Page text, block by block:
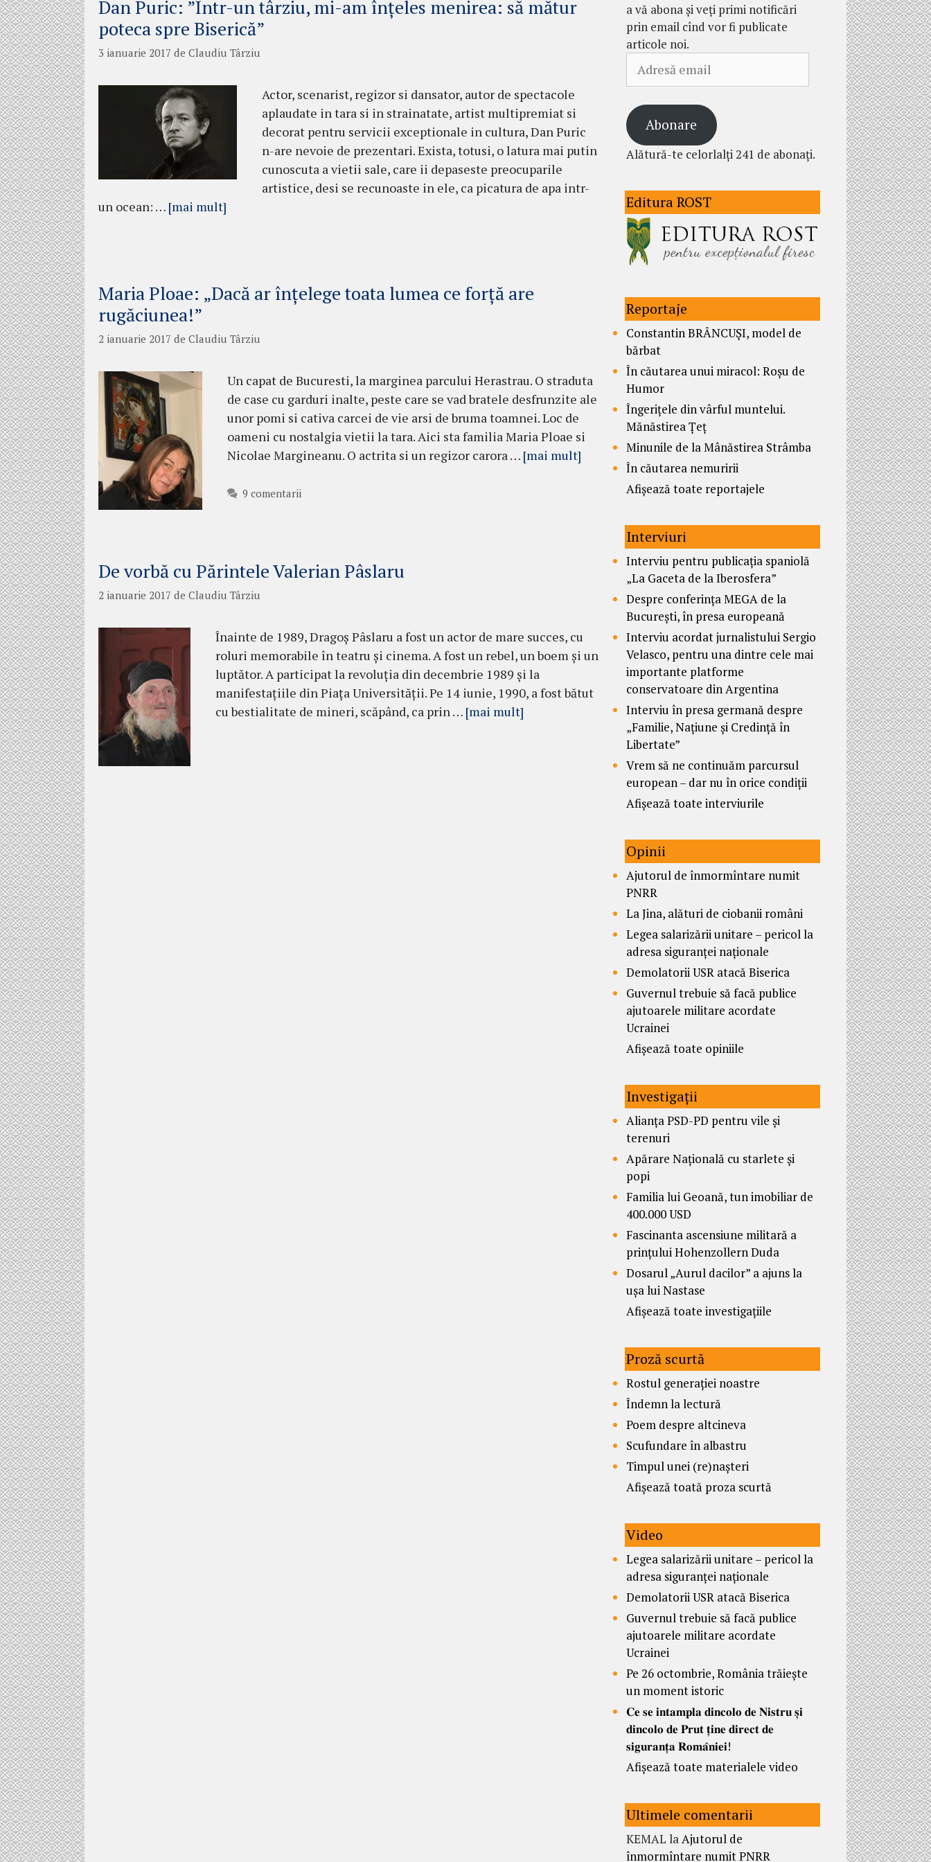
Dan Puric: ”Într-un târziu, mi-am înțeles menirea: să mătur
poteca spre Biserică”
3 ianuarie 2017 de Claudiu Târziu
Actor, scenarist, regizor si dansator, autor de spectacole
aplaudate in tara si in strainatate, artist multipremiat si
decorat pentru servicii exceptionale in cultura, Dan Puric
n-are nevoie de prezentari. Exista, totusi, o latura mai putin
cunoscuta a vietii sale, care ii depaseste preocuparile
artistice, desi se recunoaste in ele, ca picatura de apa intr-
un ocean: … [mai mult]
Maria Ploae: „Dacă ar înțelege toata lumea ce forță are
rugăciunea!”
2 ianuarie 2017 de Claudiu Târziu
Un capat de Bucuresti, la marginea parcului Herastrau. O straduta
de case cu garduri inalte, peste care se vad bratele desfrunzite ale
unor pomi si cativa carcei de vie arsi de bruma toamnei. Loc de
oameni cu nostalgia vietii la tara. Aici sta familia Maria Ploae si
Nicolae Margineanu. O actrita si un regizor carora … [mai mult]
9 comentarii
De vorbă cu Părintele Valerian Pâslaru
2 ianuarie 2017 de Claudiu Târziu
Înainte de 1989, Dragoş Pâslaru a fost un actor de mare succes, cu
roluri memorabile în teatru şi cinema. A fost un rebel, un boem şi un
lup­tător. A participat la revoluţia din decembrie 1989 şi la
manifestaţiile din Piaţa Universităţii. Pe 14 iu­nie, 1990, a fost bătut
cu bestia­litate de mineri, scă­pând, ca prin … [mai mult]
a vă abona și veți primi notificări
prin email cînd vor fi publicate
articole noi.
email
Abonare
Alătură-te celorlalți 241 de abonați.
Editura ROST
Reportaje
Constantin BRÂNCUȘI, model de
bărbat
În căutarea unui miracol: Roșu de
Humor
Îngerițele din vârful muntelui.
Mănăstirea Țeț
Minunile de la Mânăstirea Strâmba
În căutarea nemuririi
Afișează toate reportajele
Interviuri
Interviu pentru publicația spaniolă
„La Gaceta de la Iberosfera”
Despre conferința MEGA de la
București, în presa europeană
Interviu acordat jurnalistului Sergio
Velasco, pentru una dintre cele mai
importante platforme
conservatoare din Argentina
Interviu în presa germană despre
„Familie, Națiune și Credință în
Libertate”
Vrem să ne continuăm parcursul
european – dar nu în orice condiții
Afișează toate interviurile
Opinii
Ajutorul de înmormîntare numit
PNRR
La Jina, alături de ciobanii români
Legea salarizării unitare – pericol la
adresa siguranței naționale
Demolatorii USR atacă Biserica
Guvernul trebuie să facă publice
ajutoarele militare acordate
Ucrainei
Afișează toate opiniile
Investigații
Alianța PSD-PD pentru vile și
terenuri
Apărare Națională cu starlete și
popi
Familia lui Geoană, tun imobiliar de
400.000 USD
Fascinanta ascensiune militară a
prințului Hohenzollern Duda
Dosarul „Aurul dacilor” a ajuns la
ușa lui Nastase
Afișează toate investigațiile
Proză scurtă
Rostul generației noastre
Îndemn la lectură
Poem despre altcineva
Scufundare în albastru
Timpul unei (re)nașteri
Afișează toată proza scurtă
Video
Legea salarizării unitare – pericol la
adresa siguranței naționale
Demolatorii USR atacă Biserica
Guvernul trebuie să facă publice
ajutoarele militare acordate
Ucrainei
Pe 26 octombrie, România trăiește
un moment istoric
𝐂𝐞 𝐬𝐞 𝐢𝐧𝐭𝐚𝐦𝐩𝐥𝐚 𝐝𝐢𝐧𝐜𝐨𝐥𝐨 𝐝𝐞 𝐍𝐢𝐬𝐭𝐫𝐮 𝐬̦𝐢
𝐝𝐢𝐧𝐜𝐨𝐥𝐨 𝐝𝐞 𝐏𝐫𝐮𝐭 𝐭̦𝐢𝐧𝐞 𝐝𝐢𝐫𝐞𝐜𝐭 𝐝𝐞
𝐬𝐢𝐠𝐮𝐫𝐚𝐧𝐭̦𝐚 𝐑𝐨𝐦𝐚̂𝐧𝐢𝐞𝐢!
Afișează toate materialele video
Ultimele comentarii
KEMAL laAjutorul de
înmormîntare numit PNRR